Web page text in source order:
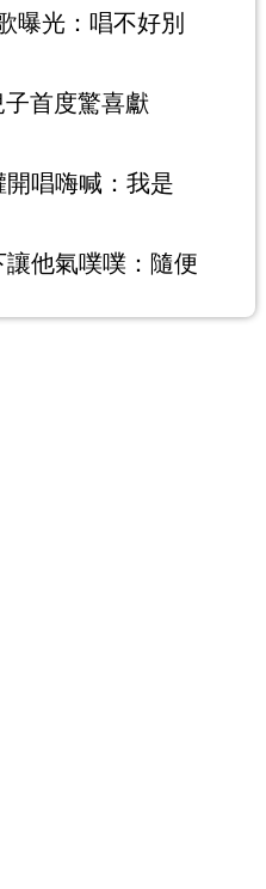
光：唱不好別
首度驚喜獻
唱嗨喊：我是
他氣噗噗：隨便